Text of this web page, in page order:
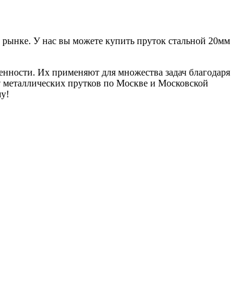
У нас вы можете купить пруток стальной 20мм
Их применяют для множества задач благодаря
прутков по Москве и Московской